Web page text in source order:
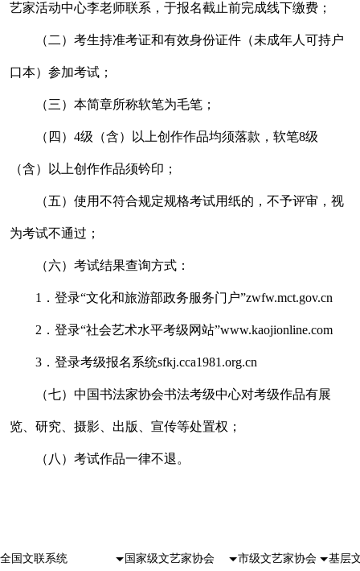
艺家活动中心李老师联系，于报名截止前完成线下缴费；
（二）考生持准考证和有效身份证件（未成年人可持户
口本）参加考试；
（三）本简章所称软笔为毛笔；
（四）4级（含）以上创作作品均须落款，软笔8级
（含）以上创作作品须钤印；
（五）使用不符合规定规格考试用纸的，不予评审，视
为考试不通过；
（六）考试结果查询方式：
1．登录“文化和旅游部政务服务门户”zwfw.mct.gov.cn
2．登录“社会艺术水平考级网站”www.kaojionline.com
3．登录考级报名系统sfkj.cca1981.org.cn
（七）中国书法家协会书法考级中心对考级作品有展
览、研究、摄影、出版、宣传等处置权；
（八）考试作品一律不退。